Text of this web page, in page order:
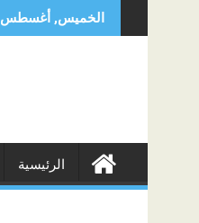
to
الخميس, أغسطس 6, 2026
الرئيسية